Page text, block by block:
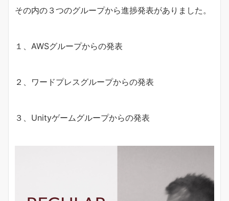
その内の３つのグループから進捗発表がありました。
１、AWSグループからの発表
２、ワードプレスグループからの発表
３、Unityゲームグループからの発表